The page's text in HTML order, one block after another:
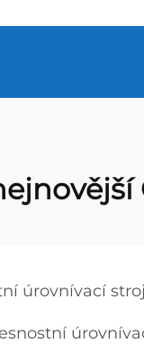
úrovnívací